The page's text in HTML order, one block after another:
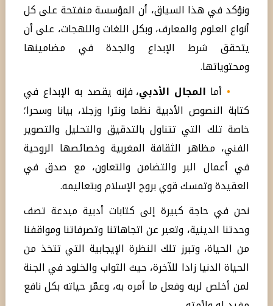
ونؤكد في هذا السياق، أن المؤسسة منفتحة على كل
أنواع العلوم والمعارف، وبكل اللغات واللهجات، على أن
يتحقق شرط الإبداع والجدة في مضامينها
ومحتوياتها.
• أما المجال الأدبي، فإنه يقصد به الإبداع في
كتابة النصوص الأدبية نظما ونثرا وزجلا، بيانا وسحرا؛
خاصة تلك التي تتناول بالتدقيق والتحليل والتصوير
الفني، مظاهر الثقافة المغربية وخصائصها الروحية
في أعمال البر والتضامن والتعاون، مع صدق في
العقيدة وتمسك قوي بروح الإسلام وبتعاليمه.
نحن في حاجة كبيرة إلى كتابات أدبية مبدعة تصف
وحدتنا الدينية، وتعبر عن اتجاهاتنا وتصرفاتنا ومواقفنا
من الحياة، وتبرز تلك النظرة الإيجابية التي تتخذ من
الحياة الدنيا زادا للآخرة، حيث الثواب والخلود في الجنة
لمن أخلص لربه وفعل ما أمره به، وعمّر حياته بكل نافع